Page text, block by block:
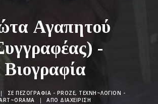
Αγαπητού
-
Βιογραφία
| ΣΕ ΠΕΖΟΓΡΑΦΊΑ - PROZE, ΤΕΧΝΗ~ΛΌΓΙΟΝ -
| ΑΠΌ ΔΙΑΧΕΊΡΙΣΗ